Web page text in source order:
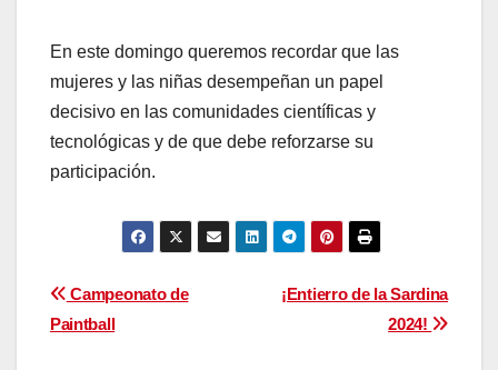
En este domingo queremos recordar que las
mujeres y las niñas desempeñan un papel
decisivo en las comunidades científicas y
tecnológicas y de que debe reforzarse su
participación.
Navegación
de
¡Entierro de la Sardina
2024!
Campeonato de
Paintball